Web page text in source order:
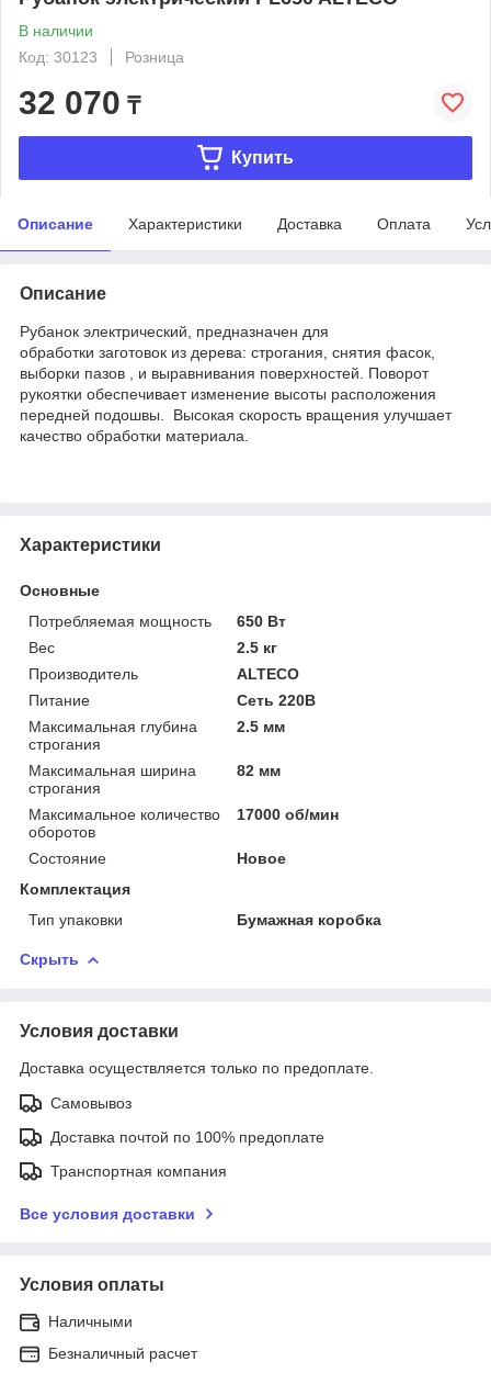
В наличии
Код: 30123
Розница
32 070 ₸
Купить
Описание Характеристики Доставка Оплата
Описание
Рубанок электрический, предназначен для
обработки заготовок из дерева: строгания, снятия фасок,
выборки пазов , и выравнивания поверхностей. Поворот
рукоятки обеспечивает изменение высоты расположения
передней подошвы. Высокая скорость вращения улучшает
качество обработки материала.
Характеристики
Основные
Потребляемая мощность
650 Вт
Вес
2.5 кг
Производитель
ALTECO
Питание
Сеть 220В
Максимальная глубина
строгания
2.5 мм
Максимальная ширина
строгания
82 мм
Максимальное количество
оборотов
17000 об/мин
Состояние
Новое
Комплектация
Тип упаковки
Бумажная коробка
Скрыть
Условия доставки
Доставка осуществляется только по предоплате.
Самовывоз
Доставка почтой по 100% предоплате
Транспортная компания
Все условия доставки
Условия оплаты
Наличными
Безналичный расчет